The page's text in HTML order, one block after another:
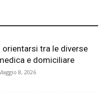
tra le diverse
e domiciliare
8, 2026